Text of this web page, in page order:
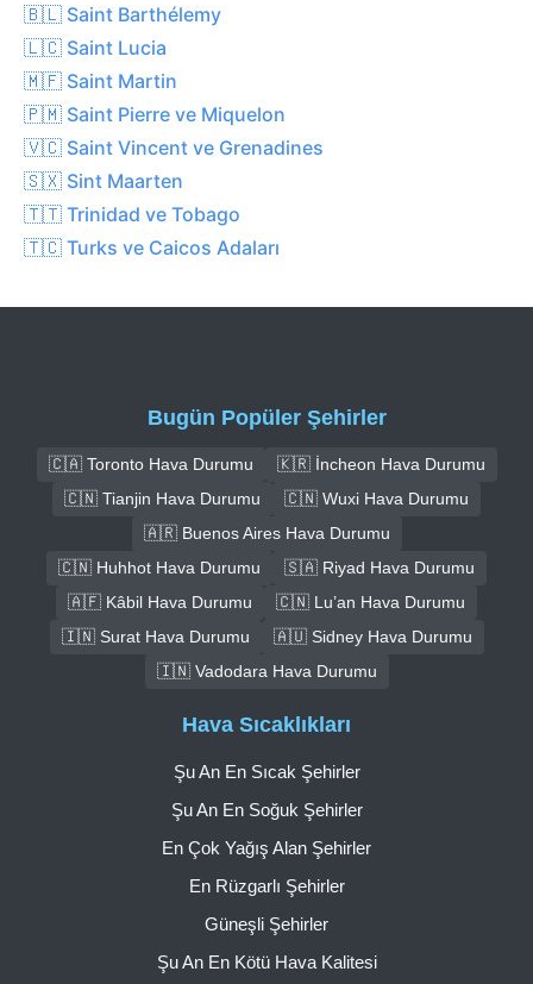
🇧🇱 Saint Barthélemy
🇱🇨 Saint Lucia
🇲🇫 Saint Martin
🇵🇲 Saint Pierre ve Miquelon
🇻🇨 Saint Vincent ve Grenadines
🇸🇽 Sint Maarten
🇹🇹 Trinidad ve Tobago
🇹🇨 Turks ve Caicos Adaları
Bugün Popüler Şehirler
🇨🇦 Toronto Hava Durumu
🇰🇷 İncheon Hava Durumu
🇨🇳 Tianjin Hava Durumu
🇨🇳 Wuxi Hava Durumu
🇦🇷 Buenos Aires Hava Durumu
🇨🇳 Huhhot Hava Durumu
🇸🇦 Riyad Hava Durumu
🇦🇫 Kâbil Hava Durumu
🇨🇳 Lu’an Hava Durumu
🇮🇳 Surat Hava Durumu
🇦🇺 Sidney Hava Durumu
🇮🇳 Vadodara Hava Durumu
Hava Sıcaklıkları
Şu An En Sıcak Şehirler
Şu An En Soğuk Şehirler
En Çok Yağış Alan Şehirler
En Rüzgarlı Şehirler
Güneşli Şehirler
Şu An En Kötü Hava Kalitesi